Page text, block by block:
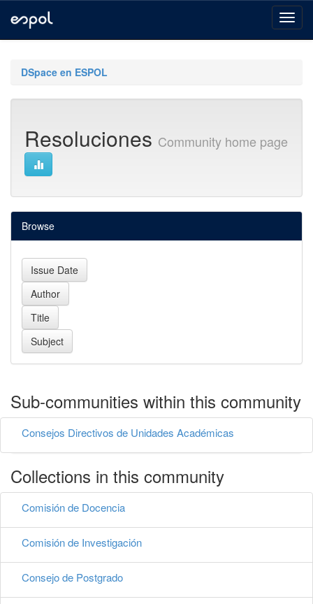
navigationDSpace en ESPOL
Resoluciones Community home page
Browse
Sub-communities within this community
Consejos Directivos de Unidades Académicas
Collections in this community
Comisión de Docencia
Comisión de Investigación
Consejo de Postgrado